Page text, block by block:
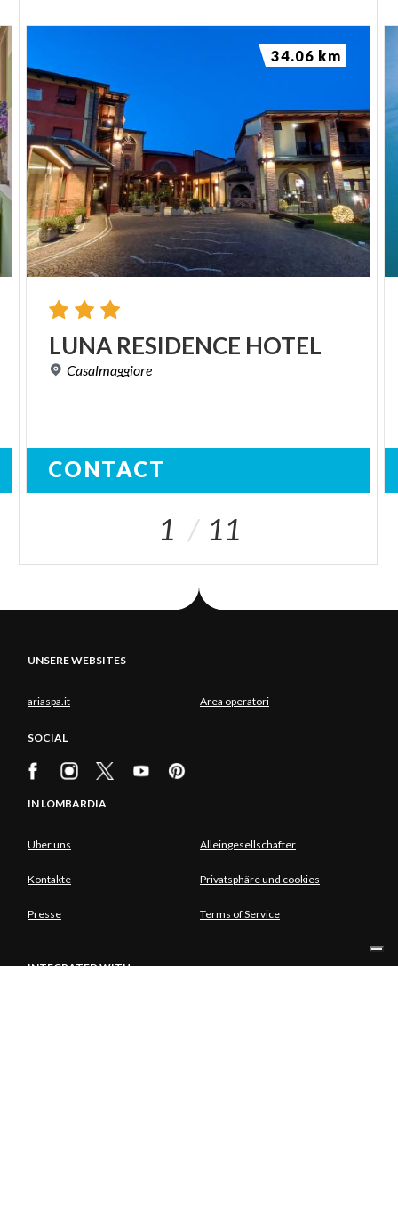
LUNA RESIDENCE HOTEL
Casalmaggiore
CONTACT
34.06 km
1 11
UNSERE WEBSITES
ariaspa.it Area operatori
SOCIAL
IN LOMBARDIA
Über uns Alleingesellschafter
Kontakte Privatsphäre und cookies
Presse Terms of Service
INTEGRATED WITH